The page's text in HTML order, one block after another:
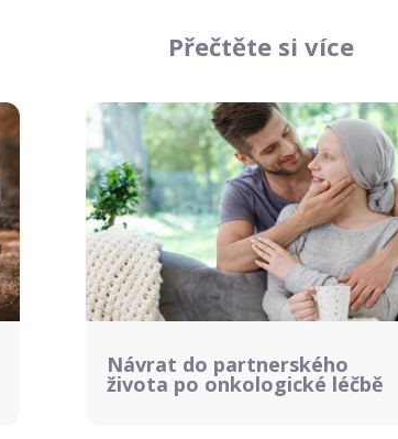
Přečtěte si více
Návrat do partnerského
života po onkologické léčbě